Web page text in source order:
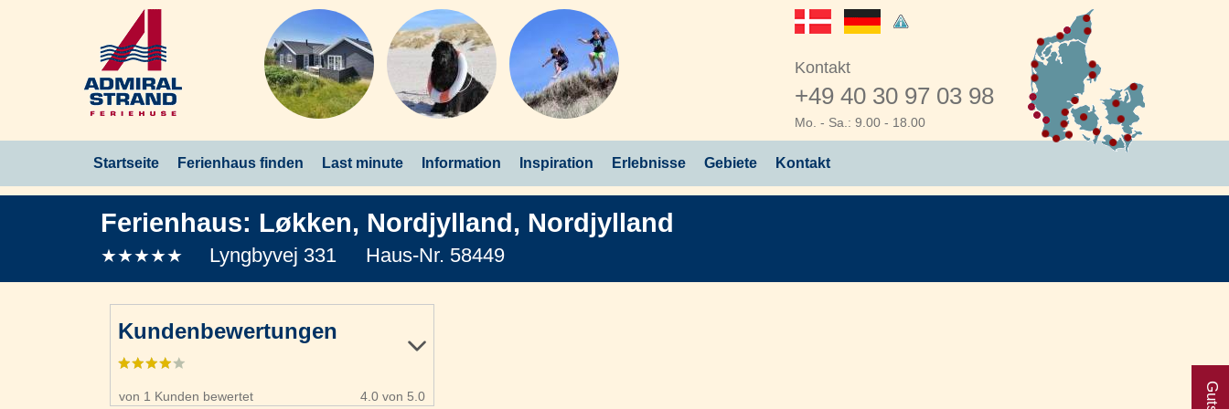
Kontakt
+49 40 30 97 03 98
Mo. - Sa.: 9.00 - 18.00
Startseite Ferienhaus finden Last minute Information Inspiration Erlebnisse Gebiete Kontakt
Ferienhaus: Løkken, Nordjylland, Nordjylland
★★★★★ Lyngbyvej 331 Haus-Nr. 58449
Kundenbewertungen
von 1 Kunden bewertet 4.0 von 5.0